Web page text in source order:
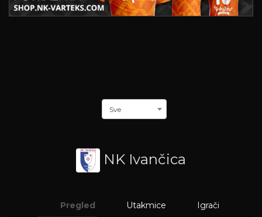
Sve
NK Ivančica
Pregled Utakmice Igrači